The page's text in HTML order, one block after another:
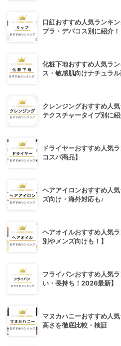
口紅おすすめ人気ランキ
プラ・デパコス別に紹介！
化粧下地おすすめ人気ラ
ス・敏感肌向けナチュラル
クレンジングおすすめ人
テクスチャータイプ別に紹
ドライヤーおすすめ人気
コスパ商品】
ヘアアイロンおすすめ人
ズ向け・海外対応も♪
ヘアオイルおすすめ人気
別やメンズ向けも！】
フライパンおすすめ人気
い・長持ち！2026最新】
マヌカハニーおすすめ人
高さを徹底比較・検証